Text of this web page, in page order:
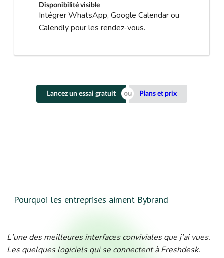
Disponibilité visible
Intégrer WhatsApp, Google Calendar ou
Calendly pour les rendez-vous.
Lancez un essai gratuit Plans et prix
Pourquoi les entreprises aiment Bybrand
L'une des meilleures interfaces conviviales que j'ai vues.
Les quelques logiciels qui se connectent à Freshdesk.